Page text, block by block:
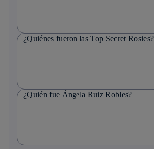
¿Quiénes fueron las Top Secret Rosies?
¿Quién fue Ángela Ruiz Robles?